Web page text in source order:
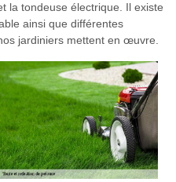
la tondeuse électrique. Il existe
ainsi que différentes
jardiniers mettent en œuvre.